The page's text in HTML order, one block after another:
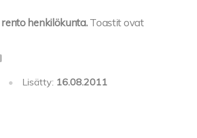
henkilökunta. Toastit ovat
• Lisätty: 16.08.2011